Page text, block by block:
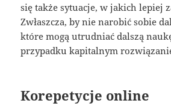
się także sytuacje, w jakich lepiej
Zwłaszcza, by nie narobić sobie
które mogą utrudniać dalszą
przypadku kapitalnym
Korepetycje online